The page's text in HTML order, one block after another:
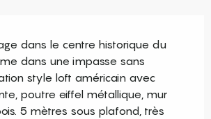
dans le centre historique du
dans une impasse sans
style loft américain avec
poutre eiffel métallique, mur
5 mètres sous plafond, très